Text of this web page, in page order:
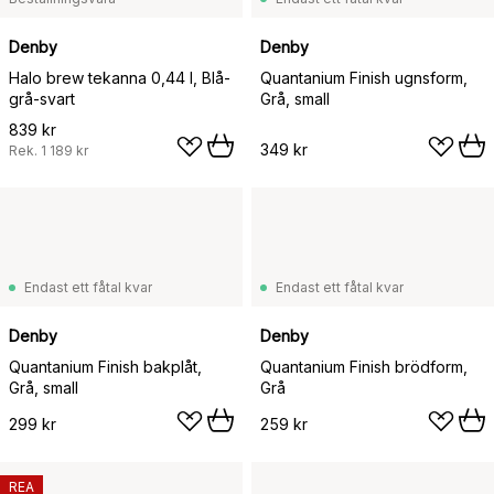
Denby
Halo brew tekanna 0,44 l, Blå-
grå-svart
839 kr
Rek. 1 189 kr
Denby
Quantanium Finish ugnsform,
Grå, small
349 kr
Endast ett fåtal kvar
Denby
Quantanium Finish bakplåt,
Grå, small
299 kr
Endast ett fåtal kvar
Denby
Quantanium Finish brödform,
Grå
259 kr
REA